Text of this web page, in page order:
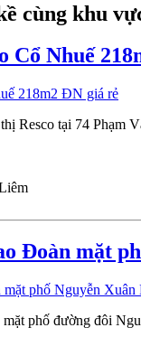
cùng khu
Cổ Nhuế
Resco tại 74 Phạm
Đoàn mặt
phố đường đôi